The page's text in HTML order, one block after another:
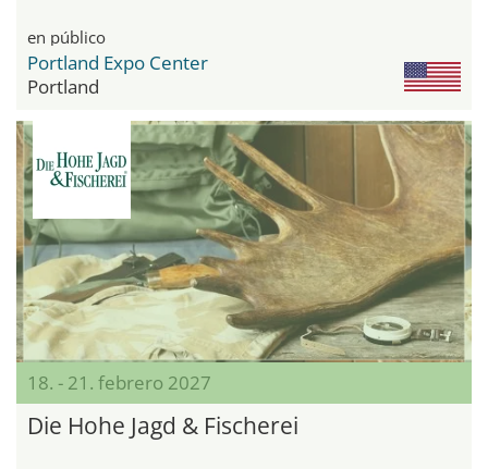
en público
Portland Expo Center
Portland
18. - 21. febrero 2027
Die Hohe Jagd & Fischerei